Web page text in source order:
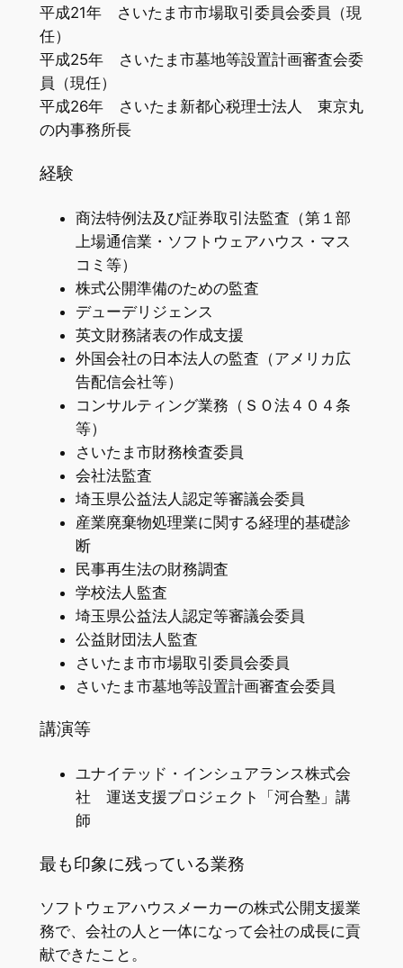
平成21年 さいたま市市場取引委員会委員（現
任）
平成25年 さいたま市墓地等設置計画審査会委
員（現任）
平成26年 さいたま新都心税理士法人 東京丸
の内事務所長
経験
商法特例法及び証券取引法監査（第１部
上場通信業・ソフトウェアハウス・マス
コミ等）
株式公開準備のための監査
デューデリジェンス
英文財務諸表の作成支援
外国会社の日本法人の監査（アメリカ広
告配信会社等）
コンサルティング業務（ＳＯ法４０４条
等）
さいたま市財務検査委員
会社法監査
埼玉県公益法人認定等審議会委員
産業廃棄物処理業に関する経理的基礎診
断
民事再生法の財務調査
学校法人監査
埼玉県公益法人認定等審議会委員
公益財団法人監査
さいたま市市場取引委員会委員
さいたま市墓地等設置計画審査会委員
講演等
ユナイテッド・インシュアランス株式会
社 運送支援プロジェクト「河合塾」講
師
最も印象に残っている業務
ソフトウェアハウスメーカーの株式公開支援業
務で、会社の人と一体になって会社の成長に貢
献できたこと。